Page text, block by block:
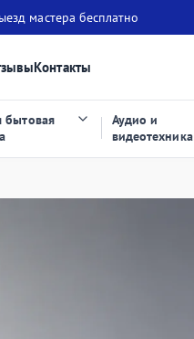
мастера бесплатно
Контакты
бытовая
Аудио и
видеотехника